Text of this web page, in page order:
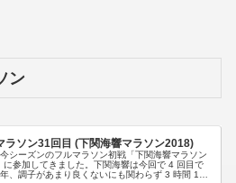
ン
ラソン31回目 (下関海響マラソン2018)
シーズンのフルマラソン初戦「下関海響マラソン
に参加してきました。下関海響は今回で 4 回目で
、調子があまり良くないにも関わらず 3 時間 15